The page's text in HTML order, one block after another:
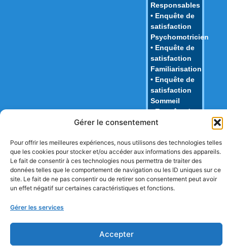
Gérer le consentement
Pour offrir les meilleures expériences, nous utilisons des technologies telles
que les cookies pour stocker et/ou accéder aux informations des appareils.
Le fait de consentir à ces technologies nous permettra de traiter des
données telles que le comportement de navigation ou les ID uniques sur ce
site. Le fait de ne pas consentir ou de retirer son consentement peut avoir
un effet négatif sur certaines caractéristiques et fonctions.
Gérer les services
Accepter
Responsables
• Enquête de
satisfaction
Psychomotricien
• Enquête de
satisfaction
Familiarisation
• Enquête de
satisfaction
Sommeil
• Enquête de
satisfaction
• Enquête de
satisfaction
Juridique
• Enquête de
Nouvelles
Copyright © TPMA 2018 Tous droits réservés.Mentions légales